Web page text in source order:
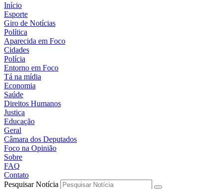
Início
Esporte
Giro de Notícias
Política
Aparecida em Foco
Cidades
Polícia
Entorno em Foco
Tá na mídia
Economia
Saúde
Direitos Humanos
Justiça
Educação
Geral
Câmara dos Deputados
Foco na Opinião
Sobre
FAQ
Contato
Pesquisar Notícia